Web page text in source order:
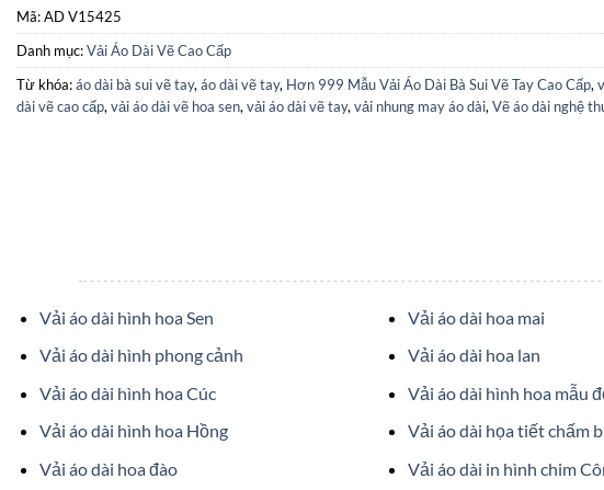
Mã:AD V15425
Danh mục:Vải Áo Dài Vẽ Cao Cấp
Từ khóa:áo dài bà sui vẽ tay, áo dài vẽ tay, Hơn 999 Mẫu Vải Áo Dài Bà Sui Vẽ Tay Cao Cấp,
dài vẽ cao cấp, vải áo dài vẽ hoa sen, vải áo dài vẽ tay, vải nhung may áo dài, Vẽ áo dài nghệ
Vải áo dài hình hoa Sen
Vải áo dài hình phong cảnh
Vải áo dài hình hoa Cúc
Vải áo dài hình hoa Hồng
Vải áo dài hoa đào
Vải áo dài hoa mai
Vải áo dài hoa lan
Vải áo dài hình hoa mẫu
Vải áo dài họa tiết chấm
Vải áo dài in hình chim